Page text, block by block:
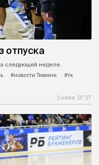
отпуска
следующей неделе.
#новости Тюмени #тк
2 июля, 07:27